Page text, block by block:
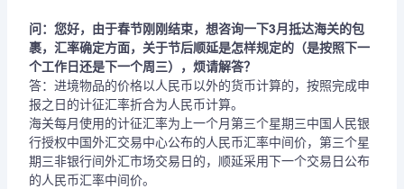
问：您好，由于春节刚刚结束，想咨询一下3月抵达海关的包
裹，汇率确定方面，关于节后顺延是怎样规定的（是按照下一
个工作日还是下一个周三），烦请解答？
答：进境物品的价格以人民币以外的货币计算的，按照完成申
报之日的计征汇率折合为人民币计算。
海关每月使用的计征汇率为上一个月第三个星期三中国人民银
行授权中国外汇交易中心公布的人民币汇率中间价，第三个星
期三非银行间外汇市场交易日的，顺延采用下一个交易日公布
的人民币汇率中间价。